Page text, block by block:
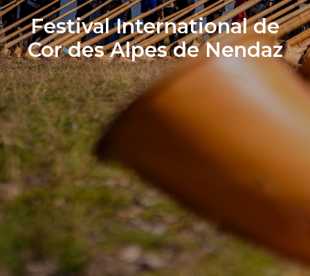
Festival International de
Cor des Alpes de Nendaz